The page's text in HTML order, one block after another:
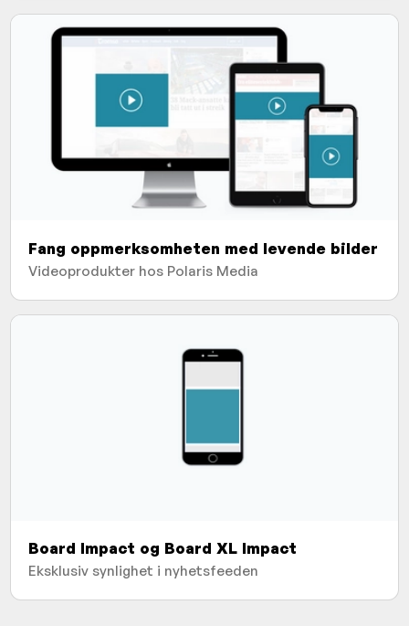
Fang oppmerksomheten med levende bilder
Videoprodukter hos Polaris Media
Board Impact og Board XL Impact
Eksklusiv synlighet i nyhetsfeeden